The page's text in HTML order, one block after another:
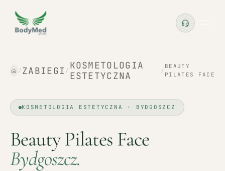
/ ZABIEGI / KOSMETOLOGIA
ESTETYCZNA
/
BEAUTY
PILATES FACE
KOSMETOLOGIA ESTETYCZNA · BYDGOSZCZ
Beauty Pilates Face
Bydgoszcz.